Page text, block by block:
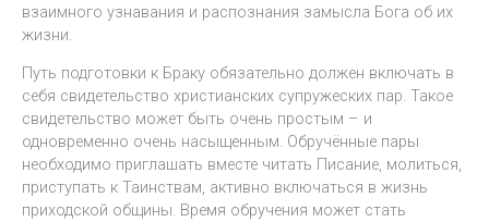
взаимного узнавания и распознания замысла Бога об их
жизни.
Путь подготовки к Браку обязательно должен включать в
себя свидетельство христианских супружеских пар. Такое
свидетельство может быть очень простым – и
одновременно очень насыщенным. Обручённые пары
необходимо приглашать вместе читать Писание, молиться,
приступать к Таинствам, активно включаться в жизнь
приходской общины. Время обручения может стать